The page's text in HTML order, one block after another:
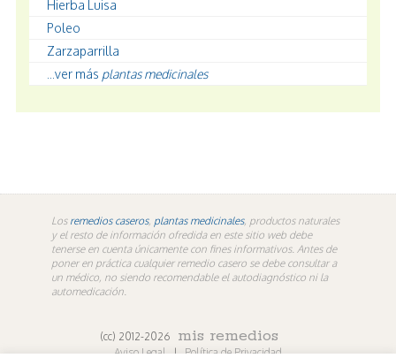
Hierba Luisa
Poleo
Zarzaparrilla
...ver más plantas medicinales
Los remedios caseros, plantas medicinales, productos naturales
y el resto de información ofredida en este sitio web debe
tenerse en cuenta únicamente con fines informativos. Antes de
poner en práctica cualquier remedio casero se debe consultar a
un médico, no siendo recomendable el autodiagnóstico ni la
automedicación.
(cc) 2012-2026 mis remedios
Aviso Legal | Política de Privacidad